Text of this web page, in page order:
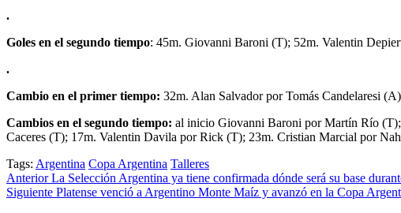
.
Goles en el segundo tiempo: 45m. Giovanni Baroni (T); 52m. Valentin
.
Cambio en el primer tiempo: 32m. Alan Salvador por Tomás Candelaresi
Cambios en el segundo tiempo: al inicio Giovanni Baroni por Martín Río
Caceres (T); 17m. Valentin Davila por Rick (T); 23m. Cristian Marcial por
Tags: Argentina Copa Argentina Talleres
Post
navigation
AnteriorLa Selección Argentina ya tiene confirmada dónde será su base
Siguiente Platense venció a Argentino Monte Maíz y avanzó en la Copa